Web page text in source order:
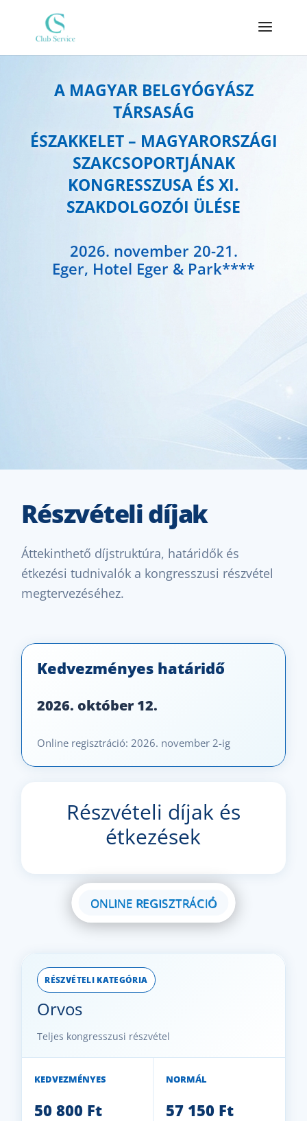
A MAGYAR BELGYÓGYÁSZ
TÁRSASÁG
ÉSZAKKELET – MAGYARORSZÁGI
SZAKCSOPORTJÁNAK
KONGRESSZUSA ÉS XI.
SZAKDOLGOZÓI ÜLÉSE
2026. november 20-21.
Eger, Hotel Eger & Park****
Részvételi díjak
Áttekinthető díjstruktúra, határidők és
étkezési tudnivalók a kongresszusi részvétel
megtervezéséhez.
Kedvezményes határidő
2026. október 12.
Online regisztráció: 2026. november 2-ig
Részvételi díjak és
étkezések
ONLINE REGISZTRÁCIÓ
RÉSZVÉTELI KATEGÓRIA
Orvos
Teljes kongresszusi részvétel
KEDVEZMÉNYES
50 800 Ft
NORMÁL
57 150 Ft